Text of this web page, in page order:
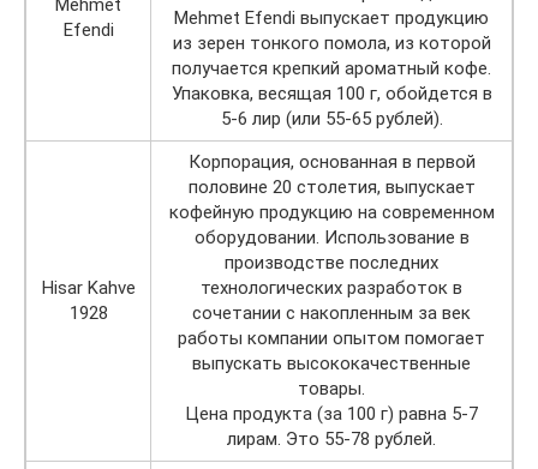
Mehmet
Efendi
Mehmet Efendi выпускает продукцию
из зерен тонкого помола, из которой
получается крепкий ароматный кофе.
Упаковка, весящая 100 г, обойдется в
5-6 лир (или 55-65 рублей).
Hisar Kahve
1928
Корпорация, основанная в первой
половине 20 столетия, выпускает
кофейную продукцию на современном
оборудовании. Использование в
производстве последних
технологических разработок в
сочетании с накопленным за век
работы компании опытом помогает
выпускать высококачественные
товары.
Цена продукта (за 100 г) равна 5-7
лирам. Это 55-78 рублей.